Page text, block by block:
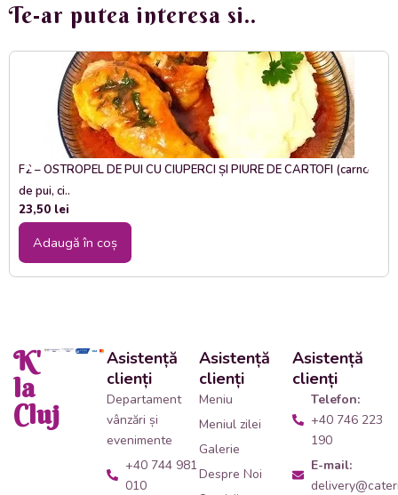
Te-ar putea interesa si..
F2 – OSTROPEL DE PUI CU CIUPERCI ȘI PIURE DE CARTOFI (carne
de pui, ci..
23,50 lei
Adaugă în coș
K'
la
Cluj
Asistență
clienți
Departament
vânzări și
evenimente
+40 744 981
010
Asistență
clienți
Meniu
Meniul zilei
Galerie
Despre Noi
Asistență
clienți
Telefon:
+40 746 223
190
E-mail: